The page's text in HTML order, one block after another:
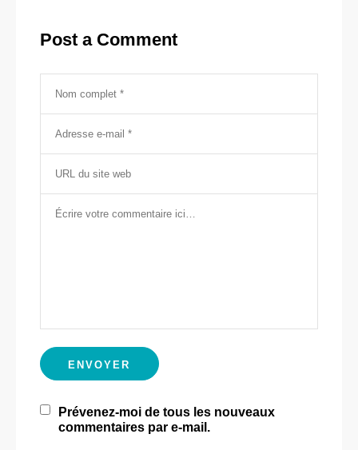
Post a Comment
Prévenez-moi de tous les nouveaux
commentaires par e-mail.